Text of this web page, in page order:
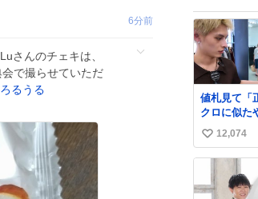
6分前
さんのチェキは、
で撮らせていただ
るうる
値札見て「
クロに似た
よね」とか
の好きすぎる
WWW こち
じ感覚助か
い
い
ね
数
12,074